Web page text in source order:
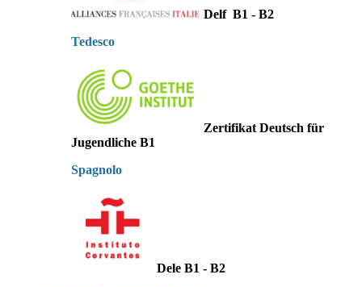
Delf B1 - B2
Tedesco
Zertifikat Deutsch für
Jugendliche B1
Spagnolo
Dele B1 - B2